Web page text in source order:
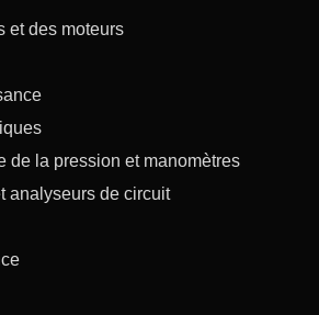
et des moteurs
de la pression et manomètres
analyseurs de circuit